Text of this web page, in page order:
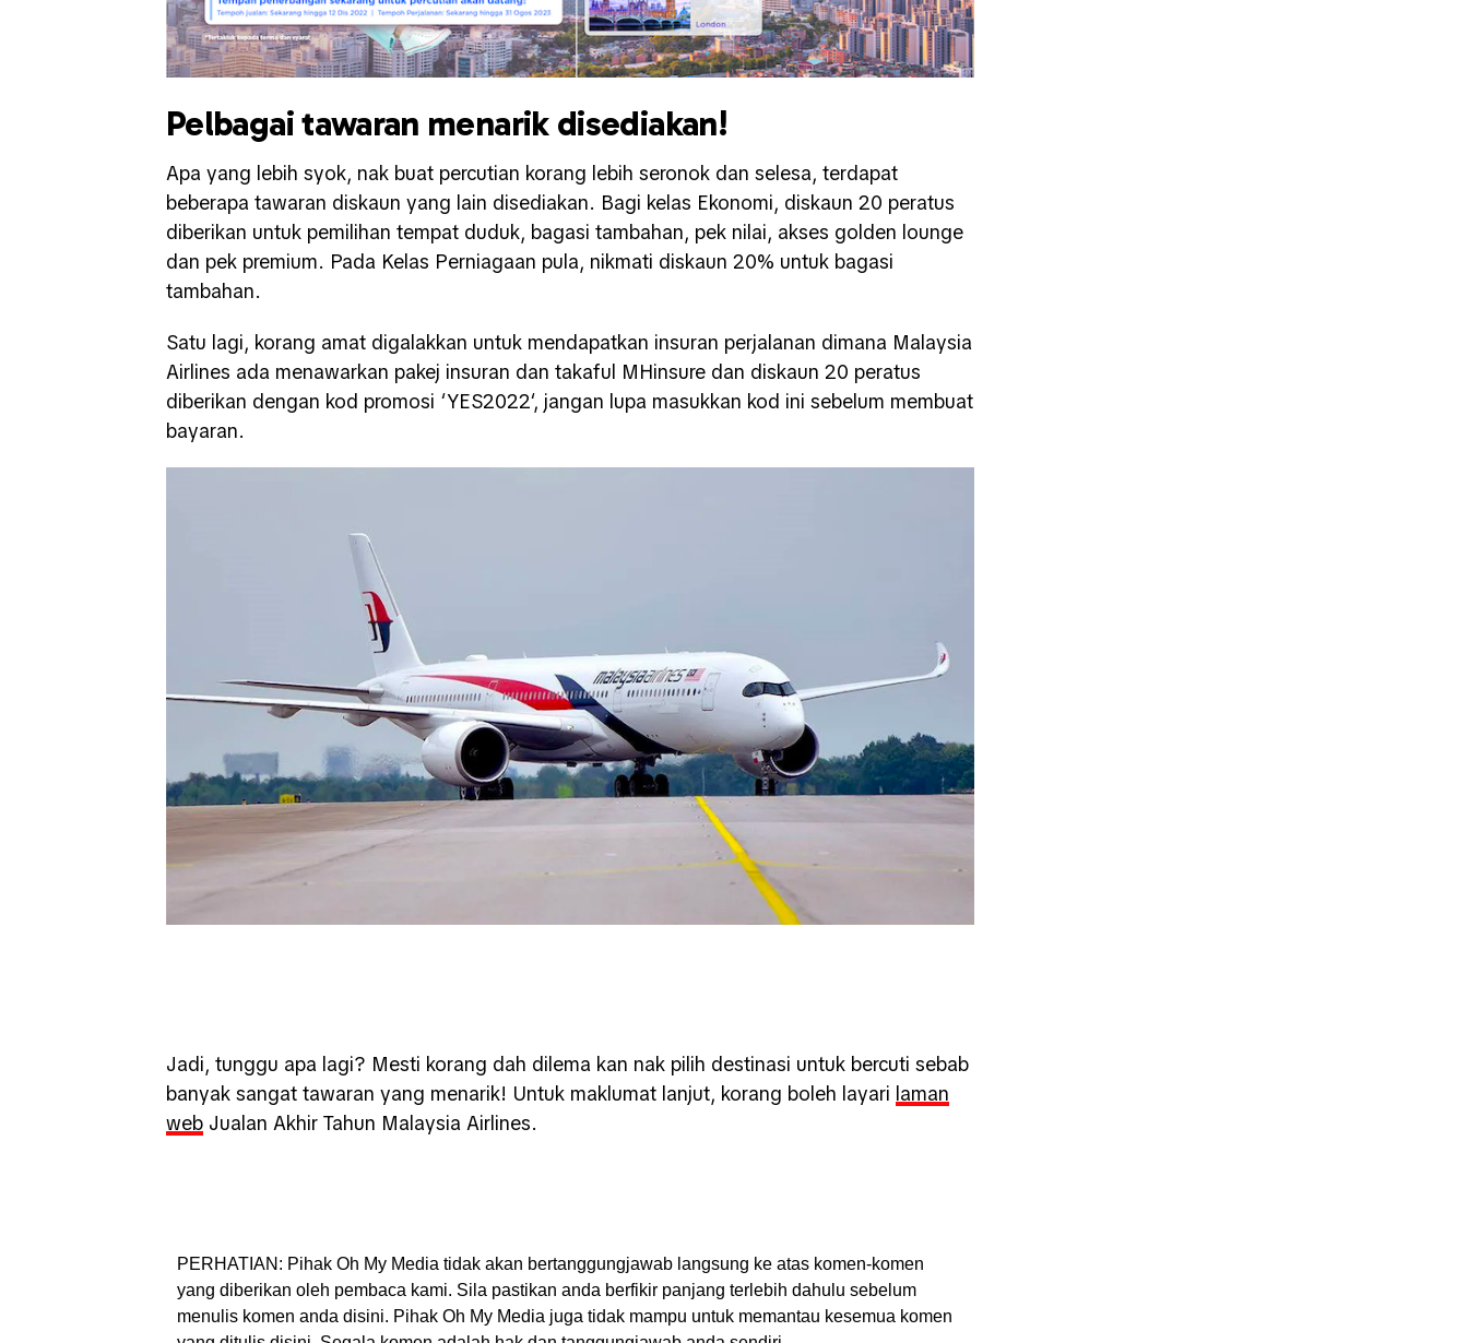
Pelbagai tawaran menarik disediakan!
Apa yang lebih syok, nak buat percutian korang lebih seronok dan selesa, terdapat
beberapa tawaran diskaun yang lain disediakan. Bagi kelas Ekonomi, diskaun 20 peratus
diberikan untuk pemilihan tempat duduk, bagasi tambahan, pek nilai, akses golden lounge
dan pek premium. Pada Kelas Perniagaan pula, nikmati diskaun 20% untuk bagasi
tambahan.
Satu lagi, korang amat digalakkan untuk mendapatkan insuran perjalanan dimana Malaysia
Airlines ada menawarkan pakej insuran dan takaful MHinsure dan diskaun 20 peratus
diberikan dengan kod promosi ‘YES2022‘, jangan lupa masukkan kod ini sebelum membuat
bayaran.
Jadi, tunggu apa lagi? Mesti korang dah dilema kan nak pilih destinasi untuk bercuti sebab
banyak sangat tawaran yang menarik! Untuk maklumat lanjut, korang boleh layari laman
web Jualan Akhir Tahun Malaysia Airlines.
PERHATIAN: Pihak Oh My Media tidak akan bertanggungjawab langsung ke atas komen-komen
yang diberikan oleh pembaca kami. Sila pastikan anda berfikir panjang terlebih dahulu sebelum
menulis komen anda disini. Pihak Oh My Media juga tidak mampu untuk memantau kesemua komen